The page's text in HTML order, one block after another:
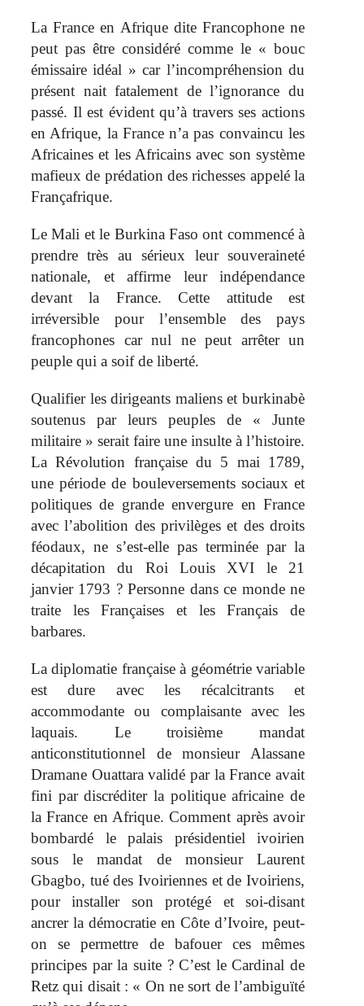
La France en Afrique dite Francophone ne
peut pas être considéré comme le « bouc
émissaire idéal » car l’incompréhension du
présent nait fatalement de l’ignorance du
passé. Il est évident qu’à travers ses actions
en Afrique, la France n’a pas convaincu les
Africaines et les Africains avec son système
mafieux de prédation des richesses appelé la
Françafrique.
Le Mali et le Burkina Faso ont commencé à
prendre très au sérieux leur souveraineté
nationale, et affirme leur indépendance
devant la France. Cette attitude est
irréversible pour l’ensemble des pays
francophones car nul ne peut arrêter un
peuple qui a soif de liberté.
Qualifier les dirigeants maliens et burkinabè
soutenus par leurs peuples de « Junte
militaire » serait faire une insulte à l’histoire.
La Révolution française du 5 mai 1789,
une période de bouleversements sociaux et
politiques de grande envergure en France
avec l’abolition des privilèges et des droits
féodaux, ne s’est-elle pas terminée par la
décapitation du Roi Louis XVI le 21
janvier 1793 ? Personne dans ce monde ne
traite les Françaises et les Français de
barbares.
La diplomatie française à géométrie variable
est dure avec les récalcitrants et
accommodante ou complaisante avec les
laquais. Le troisième mandat
anticonstitutionnel de monsieur Alassane
Dramane Ouattara validé par la France avait
fini par discréditer la politique africaine de
la France en Afrique. Comment après avoir
bombardé le palais présidentiel ivoirien
sous le mandat de monsieur Laurent
Gbagbo, tué des Ivoiriennes et de Ivoiriens,
pour installer son protégé et soi-disant
ancrer la démocratie en Côte d’Ivoire, peut-
on se permettre de bafouer ces mêmes
principes par la suite ? C’est le Cardinal de
Retz qui disait : « On ne sort de l’ambiguïté